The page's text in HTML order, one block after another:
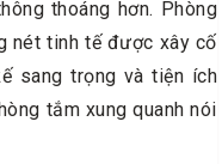
thoáng hơn. Phòng
nét tinh tế được xây cố
sang trọng và tiện ích
tắm xung quanh nói